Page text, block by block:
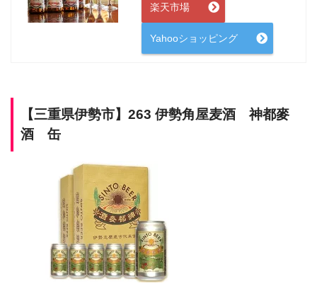
楽天市場
Yahooショッピング
【三重県伊勢市】263 伊勢角屋麦酒 神都麥
酒 缶